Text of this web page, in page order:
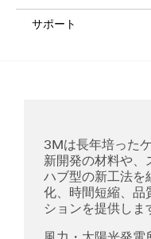
サポート
3Mは長年培った
新開発の材料や、
ハブ型の新工法を
化、時間短縮、品
ションを提供しま